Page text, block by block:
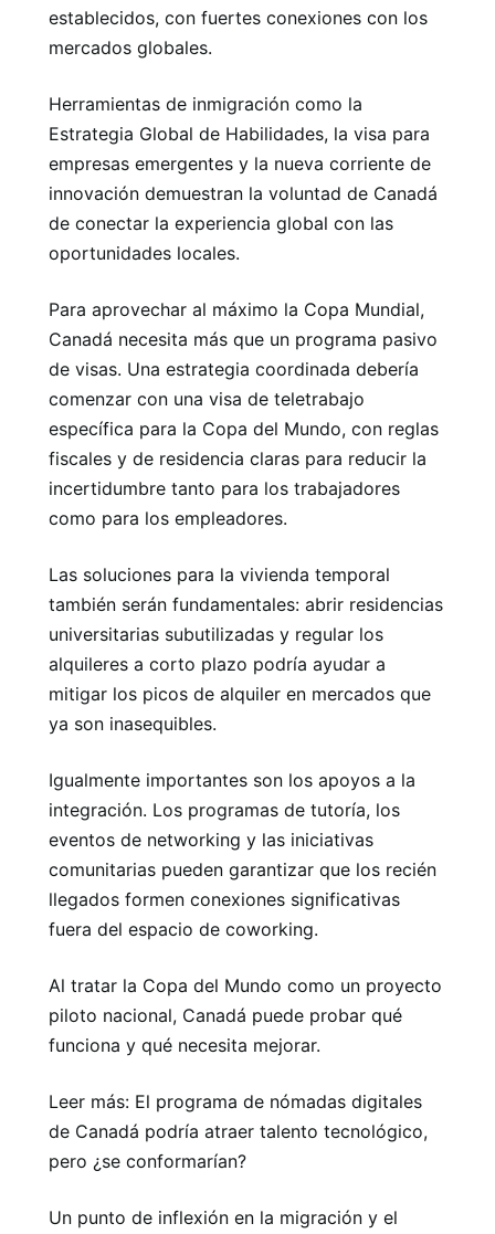
establecidos, con fuertes conexiones con los
mercados globales.
Herramientas de inmigración como la
Estrategia Global de Habilidades, la visa para
empresas emergentes y la nueva corriente de
innovación demuestran la voluntad de Canadá
de conectar la experiencia global con las
oportunidades locales.
Para aprovechar al máximo la Copa Mundial,
Canadá necesita más que un programa pasivo
de visas. Una estrategia coordinada debería
comenzar con una visa de teletrabajo
específica para la Copa del Mundo, con reglas
fiscales y de residencia claras para reducir la
incertidumbre tanto para los trabajadores
como para los empleadores.
Las soluciones para la vivienda temporal
también serán fundamentales: abrir residencias
universitarias subutilizadas y regular los
alquileres a corto plazo podría ayudar a
mitigar los picos de alquiler en mercados que
ya son inasequibles.
Igualmente importantes son los apoyos a la
integración. Los programas de tutoría, los
eventos de networking y las iniciativas
comunitarias pueden garantizar que los recién
llegados formen conexiones significativas
fuera del espacio de coworking.
Al tratar la Copa del Mundo como un proyecto
piloto nacional, Canadá puede probar qué
funciona y qué necesita mejorar.
Leer más: El programa de nómadas digitales
de Canadá podría atraer talento tecnológico,
pero ¿se conformarían?
Un punto de inflexión en la migración y el